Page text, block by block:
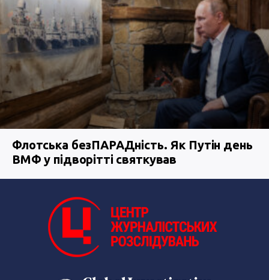
Флотська безПАРАДність. Як Путін день
ВМФ у підворітті святкував